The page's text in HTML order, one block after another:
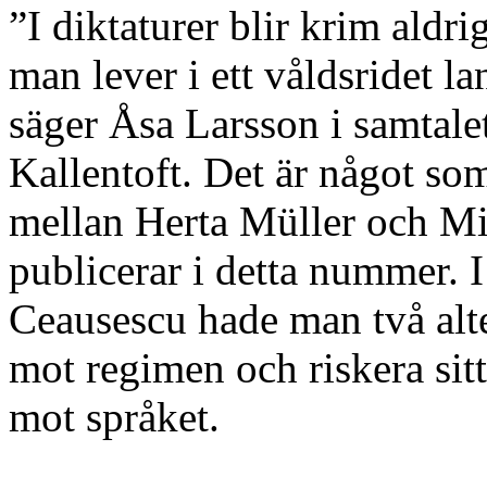
”I diktaturer blir krim
man lever i ett våldsridet
säger Åsa Larsson i
Kallentoft. Det är något
mellan Herta Müller och
publicerar i detta nummer.
Ceausescu hade man två
mot regimen och riskera
mot språket.